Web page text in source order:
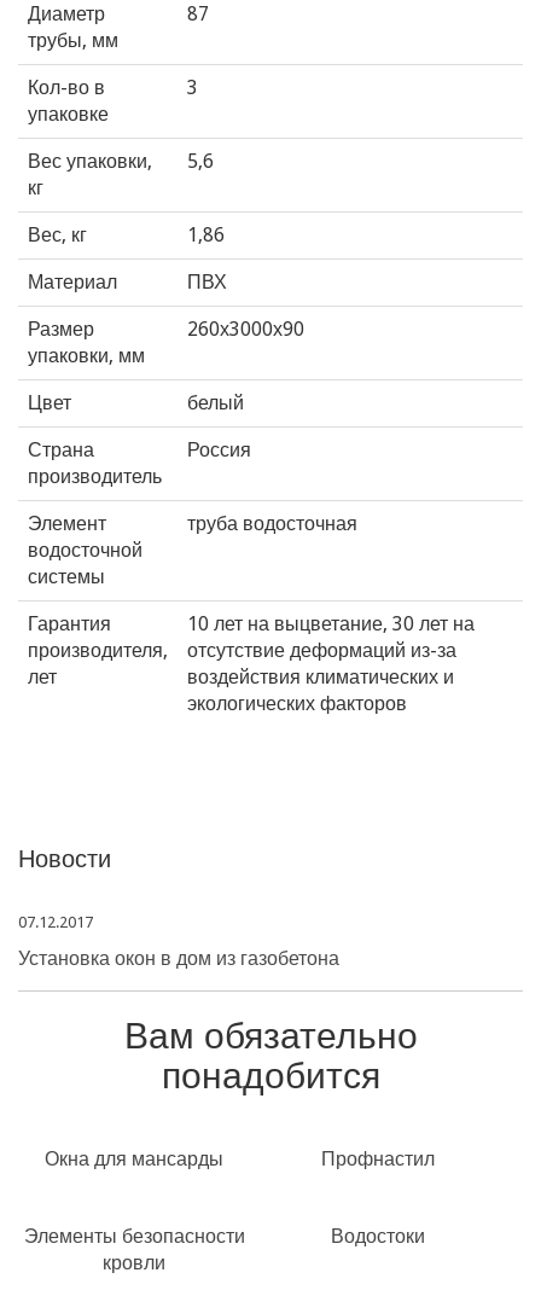
Диаметр
трубы, мм
87
Кол-во в
упаковке
3
Вес упаковки,
кг
5,6
Вес, кг 1,86
Материал ПВХ
Размер
упаковки, мм
260х3000х90
Цвет белый
Страна
производитель
Россия
Элемент
водосточной
системы
труба водосточная
Гарантия
производителя,
лет
10 лет на выцветание, 30 лет на
отсутствие деформаций из-за
воздействия климатических и
экологических факторов
Новости
07.12.2017
Установка окон в дом из газобетона
Вам обязательно
понадобится
Окна для мансарды Профнастил
Элементы безопасности
кровли
Водостоки